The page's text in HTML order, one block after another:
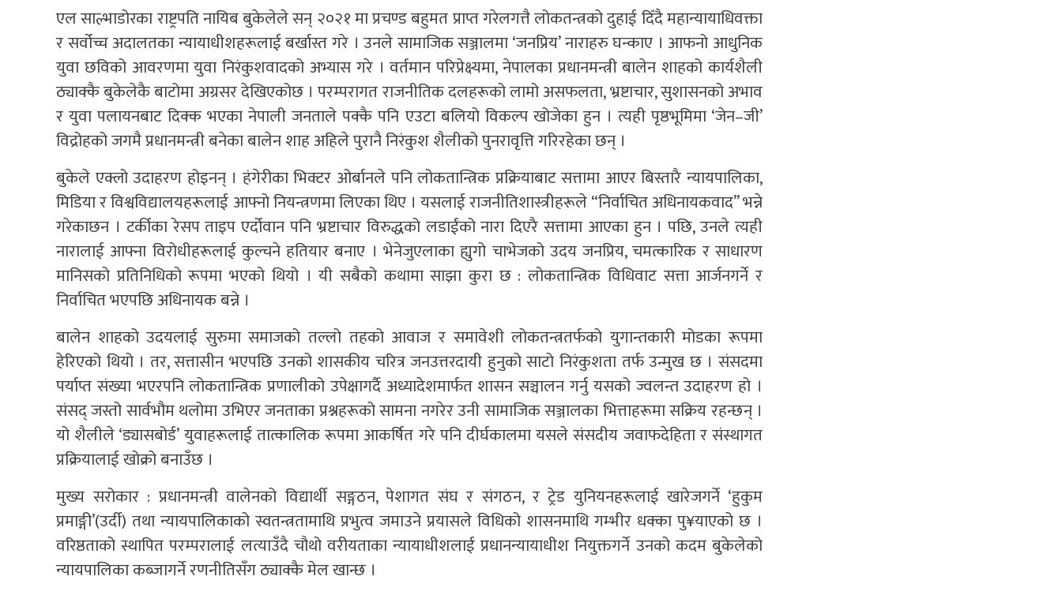
एल साल्भाडोरका राष्ट्रपति नायिब बुकेलेले सन् २०२१ मा प्रचण्ड बहुमत प्राप्त गरेलगत्तै लोकतन्त्रको दुहाई दिँदै महान्यायाधिवक्ता
र सर्वोच्च अदालतका न्यायाधीशहरूलाई बर्खास्त गरे । उनले सामाजिक सञ्जालमा ‘जनप्रिय’ नाराहरु घन्काए । आफनो आधुनिक
युवा छविको आवरणमा युवा निरंकुशवादको अभ्यास गरे । वर्तमान परिप्रेक्ष्यमा, नेपालका प्रधानमन्त्री बालेन शाहको कार्यशैली
ठ्याक्कै बुकेलेकै बाटोमा अग्रसर देखिएकोछ । परम्परागत राजनीतिक दलहरूको लामो असफलता, भ्रष्टाचार, सुशासनको अभाव
र युवा पलायनबाट दिक्क भएका नेपाली जनताले पक्कै पनि एउटा बलियो विकल्प खोजेका हुन । त्यही पृष्ठभूमिमा ‘जेन–जी’
विद्रोहको जगमै प्रधानमन्त्री बनेका बालेन शाह अहिले पुरानै निरंकुश शैलीको पुनरावृत्ति गरिरहेका छन् ।
बुकेले एक्लो उदाहरण होइनन् । हंगेरीका भिक्टर ओर्बानले पनि लोकतान्त्रिक प्रक्रियाबाट सत्तामा आएर बिस्तारै न्यायपालिका,
मिडिया र विश्वविद्यालयहरूलाई आफ्नो नियन्त्रणमा लिएका थिए । यसलाई राजनीतिशास्त्रीहरूले “निर्वाचित अधिनायकवाद” भन्ने
गरेकाछन । टर्कीका रेसप ताइप एर्दोवान पनि भ्रष्टाचार विरुद्धको लडाईंको नारा दिएरै सत्तामा आएका हुन । पछि, उनले त्यही
नारालाई आफ्ना विरोधीहरूलाई कुल्चने हतियार बनाए । भेनेजुएलाका ह्युगो चाभेजको उदय जनप्रिय, चमत्कारिक र साधारण
मानिसको प्रतिनिधिको रूपमा भएको थियो । यी सबैको कथामा साझा कुरा छ : लोकतान्त्रिक विधिवाट सत्ता आर्जनगर्ने र
निर्वाचित भएपछि अधिनायक बन्ने ।
बालेन शाहको उदयलाई सुरुमा समाजको तल्लो तहको आवाज र समावेशी लोकतन्त्रतर्फको युगान्तकारी मोडका रूपमा
हेरिएको थियो । तर, सत्तासीन भएपछि उनको शासकीय चरित्र जनउत्तरदायी हुनुको साटो निरंकुशता तर्फ उन्मुख छ । संसदमा
पर्याप्त संख्या भएरपनि लोकतान्त्रिक प्रणालीको उपेक्षागर्दै अध्यादेशमार्फत शासन सञ्चालन गर्नु यसको ज्वलन्त उदाहरण हो ।
संसद् जस्तो सार्वभौम थलोमा उभिएर जनताका प्रश्नहरूको सामना नगरेर उनी सामाजिक सञ्जालका भित्ताहरूमा सक्रिय रहन्छन् ।
यो शैलीले ‘ड्यासबोर्ड’ युवाहरूलाई तात्कालिक रूपमा आकर्षित गरे पनि दीर्घकालमा यसले संसदीय जवाफदेहिता र संस्थागत
प्रक्रियालाई खोक्रो बनाउँछ ।
मुख्य सरोकार : प्रधानमन्त्री वालेनको विद्यार्थी सङ्गठन, पेशागत संघ र संगठन, र ट्रेड युनियनहरूलाई खारेजगर्ने ‘हुकुम
प्रमाङ्गी’(उर्दी) तथा न्यायपालिकाको स्वतन्त्रतामाथि प्रभुत्व जमाउने प्रयासले विधिको शासनमाथि गम्भीर धक्का पु¥याएको छ ।
वरिष्ठताको स्थापित परम्परालाई लत्याउँदै चौथो वरीयताका न्यायाधीशलाई प्रधानन्यायाधीश नियुक्तगर्ने उनको कदम बुकेलेको
न्यायपालिका कब्जागर्ने रणनीतिसँग ठ्याक्कै मेल खान्छ ।